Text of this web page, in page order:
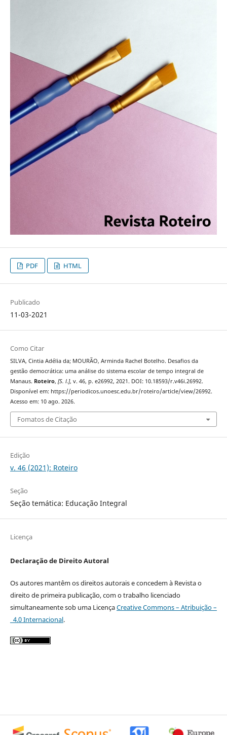
PDF HTML
Publicado
11-03-2021
Como Citar
SILVA, Cintia Adélia da; MOURÃO, Arminda Rachel Botelho. Desafios da
gestão democrática: uma análise do sistema escolar de tempo integral de
Manaus. Roteiro, [S. l.], v. 46, p. e26992, 2021. DOI: 10.18593/r.v46i.26992.
Disponível em: https://periodicos.unoesc.edu.br/roteiro/article/view/26992.
Acesso em: 10 ago. 2026.
Fomatos de Citação
Edição
v. 46 (2021): Roteiro
Seção
Seção temática: Educação Integral
Licença
Declaração de Direito Autoral
Os autores mantêm os direitos autorais e concedem à Revista o
direito de primeira publicação, com o trabalho licenciado
simultaneamente sob uma LicençaCreative Commons – Atribuição –
4.0 Internacional.